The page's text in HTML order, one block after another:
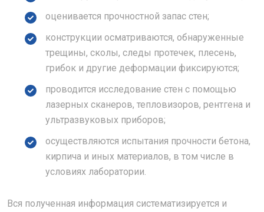
оценивается прочностной запас стен;
конструкции осматриваются, обнаруженные
трещины, сколы, следы протечек, плесень,
грибок и другие деформации фиксируются;
проводится исследование стен с помощью
лазерных сканеров, тепловизоров, рентгена и
ультразвуковых приборов;
осуществляются испытания прочности бетона,
кирпича и иных материалов, в том числе в
условиях лаборатории.
Вся полученная информация систематизируется и